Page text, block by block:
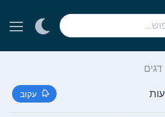
דגים
עקוב